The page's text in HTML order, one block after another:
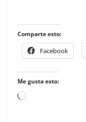
Comparte esto:
Facebook
Me gusta esto:
Loading…